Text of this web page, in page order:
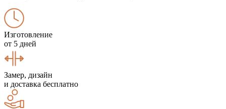
Изготовление
от 5 дней
Замер, дизайн
и доставка бесплатно